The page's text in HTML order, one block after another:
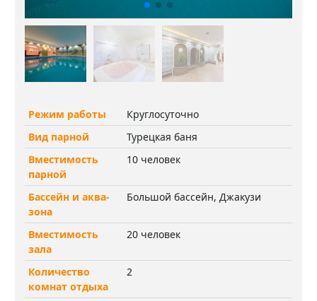
Режим работы
Круглосуточно
Вид парной
Турецкая баня
Вместимость
парной
10 человек
Бассейн и аква-
зона
Большой бассейн, Джакузи
Вместимость
зала
20 человек
Количество
комнат отдыха
2